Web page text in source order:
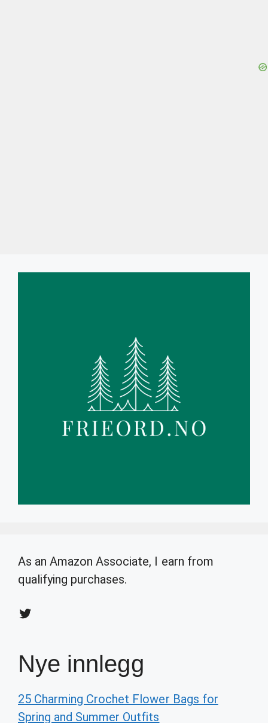
As an Amazon Associate, I earn from
qualifying purchases.
Twitter
Nye innlegg
25 Charming Crochet Flower Bags for
Spring and Summer Outfits